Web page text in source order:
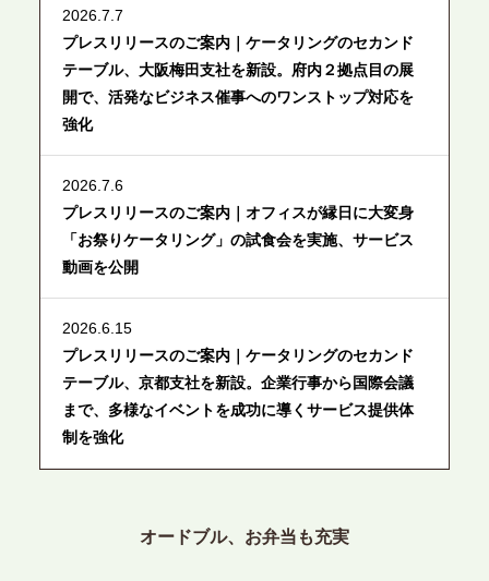
2026.7.7
プレスリリースのご案内｜ケータリングのセカンド
テーブル、大阪梅田支社を新設。府内２拠点目の展
開で、活発なビジネス催事へのワンストップ対応を
強化
2026.7.6
プレスリリースのご案内｜オフィスが縁日に大変身
「お祭りケータリング」の試食会を実施、サービス
動画を公開
2026.6.15
プレスリリースのご案内｜ケータリングのセカンド
テーブル、京都支社を新設。企業行事から国際会議
まで、多様なイベントを成功に導くサービス提供体
制を強化
プレスリリースのご案内｜ケータリングのセカンド
オードブル、お弁当も充実